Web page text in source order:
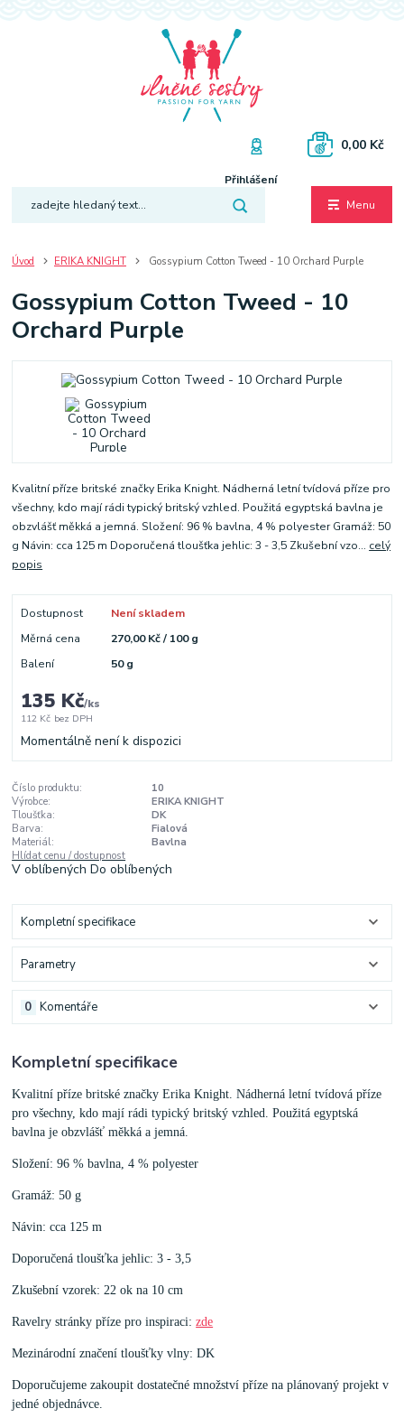
Menu
Přihlášení
0,00 Kč
Úvod ERIKA KNIGHT Gossypium Cotton Tweed - 10 Orchard Purple
Gossypium Cotton Tweed - 10
Orchard Purple
Kvalitní příze britské značky Erika Knight. Nádherná letní tvídová příze pro
všechny, kdo mají rádi typický britský vzhled. Použitá egyptská bavlna je
obzvlášť měkká a jemná. Složení: 96 % bavlna, 4 % polyester Gramáž: 50
g Návin: cca 125 m Doporučená tloušťka jehlic: 3 - 3,5 Zkušební vzo... celý
popis
Dostupnost
Není skladem
Měrná cena
270,00 Kč / 100 g
Balení
50 g
135 Kč/ks
112 Kč bez DPH
Momentálně není k dispozici
Číslo produktu:
10
Výrobce:
ERIKA KNIGHT
Tloušťka:
DK
Barva:
Fialová
Materiál:
Bavlna
Hlídat cenu / dostupnost
V oblíbenýchDo oblíbených
Kompletní specifikace
Parametry
Komentáře
0
Kompletní specifikace
Kvalitní příze britské značky Erika Knight. Nádherná letní tvídová příze
pro všechny, kdo mají rádi typický britský vzhled. Použitá egyptská
bavlna je obzvlášť měkká a jemná.
Složení: 96 % bavlna, 4 % polyester
Gramáž: 50 g
Návin: cca 125 m
Doporučená tloušťka jehlic: 3 - 3,5
Zkušební vzorek: 22 ok na 10 cm
Ravelry stránky příze pro inspiraci:zde
Mezinárodní značení tloušťky vlny: DK
Doporučujeme zakoupit dostatečné množství příze na plánovaný projekt v
jedné objednávce.